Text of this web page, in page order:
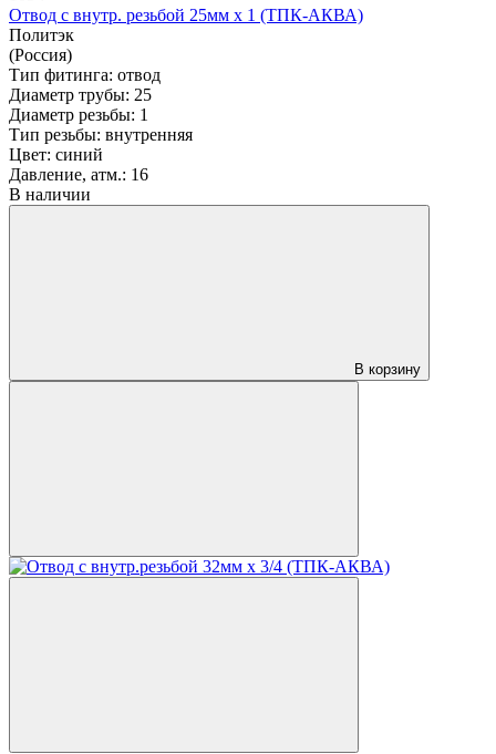
Отвод с внутр. резьбой 25мм х 1 (ТПК-АКВА)
Политэк
(Россия)
Тип фитинга: отвод
Диаметр трубы: 25
Диаметр резьбы: 1
Тип резьбы: внутренняя
Цвет: синий
Давление, атм.: 16
В наличии
В корзину